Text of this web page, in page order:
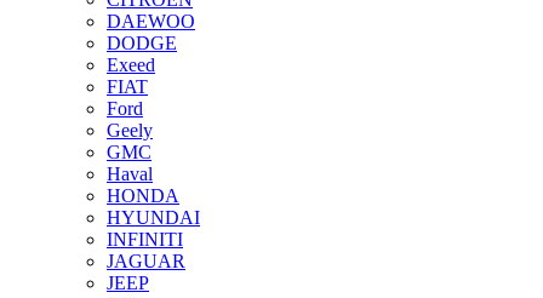
DAEWOO
DODGE
Exeed
FIAT
Ford
Geely
GMC
Haval
HONDA
HYUNDAI
INFINITI
JAGUAR
JEEP